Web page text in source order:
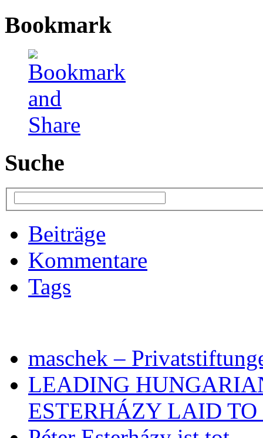
Bookmark
Suche
Beiträge
Kommentare
Tags
maschek –
LEADING
ESTERHÁZY LAID